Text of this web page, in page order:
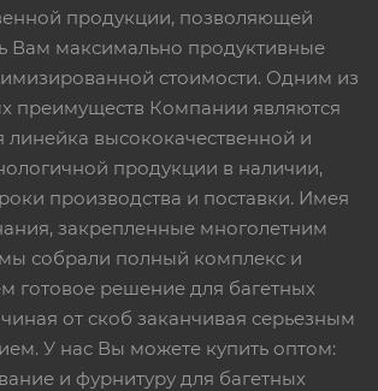
продукции, позволяющей
Вам максимально продуктивные
стоимости. Одним из
преимуществ Компании являются
высококачественной и
продукции в наличии,
производства и поставки. Имея
закрепленные многолетним
собрали полный комплекс и
готовое решение для багетных
от скоб заканчивая серьезным
У нас Вы можете купить оптом:
и фурнитуру для багетных